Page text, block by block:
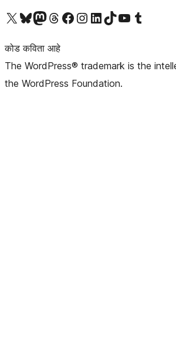
आमच्या X (एक्स) (पूर्वीचे ट्विटर) खात्याला भेट द्या आमच्या ब्लूस्की खात्याला भेट द्या.आमच्या Mastodon खात्याला भेट द्या.आमच्या थ्रेड्स खात्याला भेट द्या. आमच्या फेसबुक पेजला भेट द्या आमच्या इंस्टाग्राम खात्याला भेट द्या आमच्या लिंक्डइन खात्याला भेट द्या आमच्या टिकटॉक अकाउंटला भेट द्या.आमच्या यूट्यूब चॅनेलला भेट द्या आमच्या टंबलर खात्याला भेट द्या.
कोड कविता आहे
The WordPress® trademark is the
the WordPress Foundation.